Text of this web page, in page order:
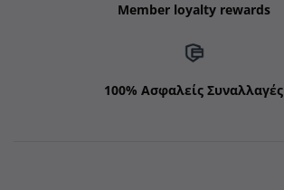
Member loyalty rewards
100% Ασφαλείς Συναλλαγές